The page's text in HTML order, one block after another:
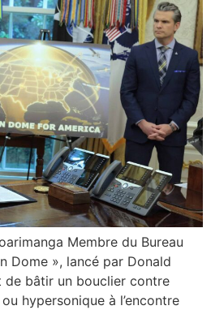
Membre du Bureau
Dome », lancé par Donald
de bâtir un bouclier contre
hypersonique à l’encontre